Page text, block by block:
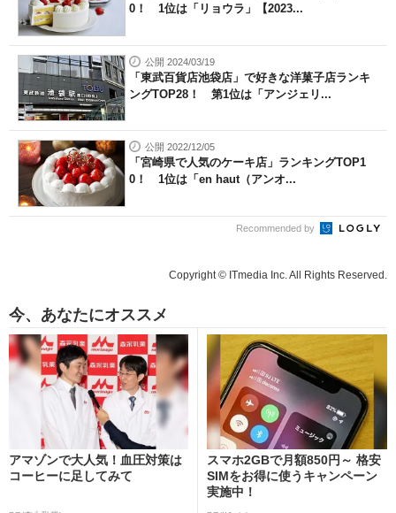
0！ 1位は「リョウラ」【2023...
公開 2024/03/19
「東武百貨店池袋店」で好きな洋菓子店ランキ
ングTOP28！ 第1位は「アンジェリ...
公開 2022/12/05
「宮崎県で人気のケーキ店」ランキングTOP1
0！ 1位は「en haut（アンオ...
Recommended by
Copyright © ITmedia Inc. All Rights Reserved.
今、あなたにオススメ
アマゾンで大人気！血圧対策は
コーヒーに足してみて
スマホ2GBで月額850円～ 格安
SIMをお得に使うキャンペーン
実施中！